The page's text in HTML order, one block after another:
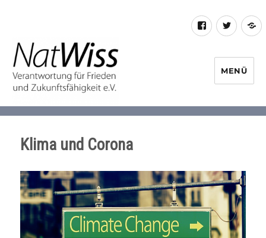
FacebookTwitter
Initiative
MENÜ
Klima und Corona